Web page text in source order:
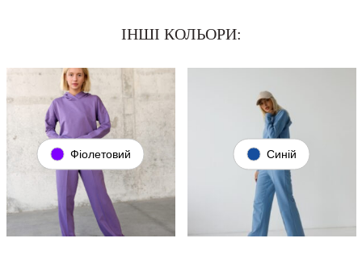
ІНШІ КОЛЬОРИ:
Фіолетовий Синій